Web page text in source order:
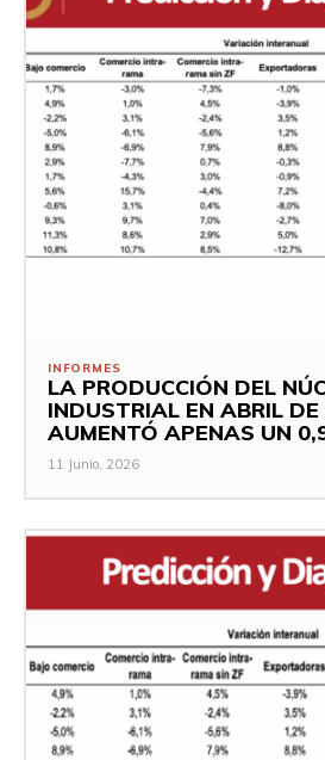
INFORMES
LA PRODUCCIÓN DEL
INDUSTRIAL EN ABRIL
AUMENTÓ APENAS UN
11 Junio, 2026